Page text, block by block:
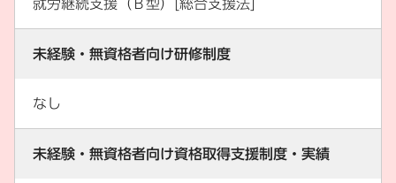
就労継続支援（Ｂ型）[総合支援法]
未経験・無資格者向け研修制度
なし
未経験・無資格者向け資格取得支援制度・実績